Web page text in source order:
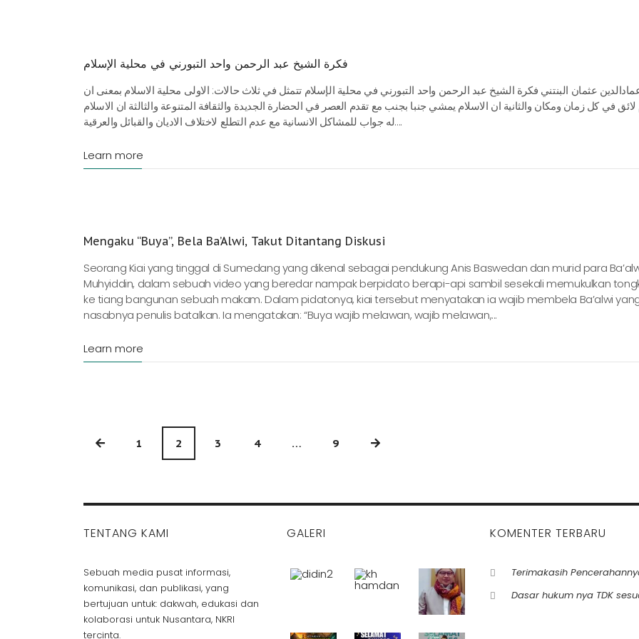
فكرة الشيخ عبد الرحمن واحد التبورني في محلية الإسلام
عثمان البنتني فكرة الشيخ عبد الرحمن واحد التبورني في محلية الإسلام تتمثل في ثلاث حالات: الاولى محلية الاسلام بمعنى ان
لائق في كل زمان ومكان والثانية ان الاسلام يمشي جنبا بجنب مع تقدم العصر في الحضارة الجديدة والثقافة المتنوعة والثالثة ان الاسلام
له جواب للمشاكل الانسانية مع عدم التطلع لاختلاف الاديان والقبائل والعرقية....
Learn more
Mengaku “Buya”, Bela Ba’Alwi, Takut Ditantang Diskusi
Seorang Kiai yang tinggal di Sumedang yang dikenal sebagai pendukung Anis Baswedan dan murid para
Muhyiddin, dalam sebuah video yang beredar nampak berpidato berapi-api sambil sesekali memukulkan
ke tiang bangunan sebuah makam. Dalam pidatonya, kiai tersebut menyatakan ia wajib membela Ba’alwi
nasabnya penulis batalkan. Ia mengatakan: “Buya wajib melawan, wajib melawan,...
Learn more
1 2 3 4 … 9
TENTANG KAMI
Sebuah media pusat informasi,
komunikasi, dan publikasi, yang
bertujuan untuk: dakwah, edukasi dan
kolaborasi untuk Nusantara, NKRI
tercinta.
GALERI KOMENTER TERBARU
Terimakasih
Dasar hukum nya TDK